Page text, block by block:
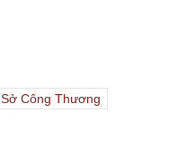
Sở Công Thương